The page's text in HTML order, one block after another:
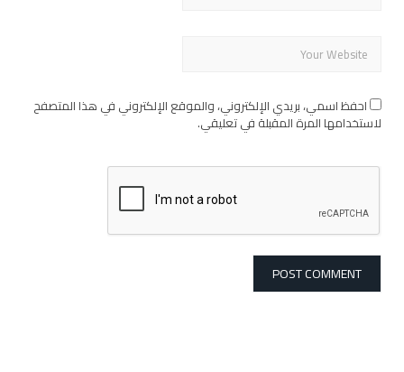
احفظ اسمي، بريدي الإلكتروني، والموقع الإلكتروني في هذا المتصفح
لاستخدامها المرة المقبلة في تعليقي.